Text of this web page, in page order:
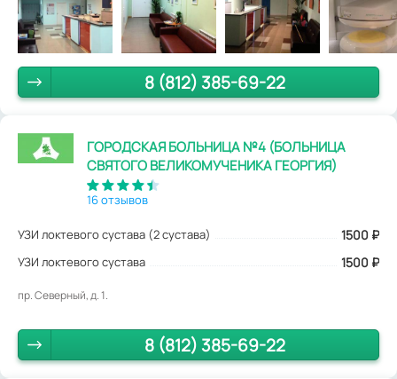
8 (812) 385-69-22
ГОРОДСКАЯ БОЛЬНИЦА №4 (БОЛЬНИЦА
СВЯТОГО ВЕЛИКОМУЧЕНИКА ГЕОРГИЯ)
16 отзывов
УЗИ локтевого сустава (2 сустава) 1500 ₽
УЗИ локтевого сустава 1500 ₽
пр. Северный, д. 1.
8 (812) 385-69-22